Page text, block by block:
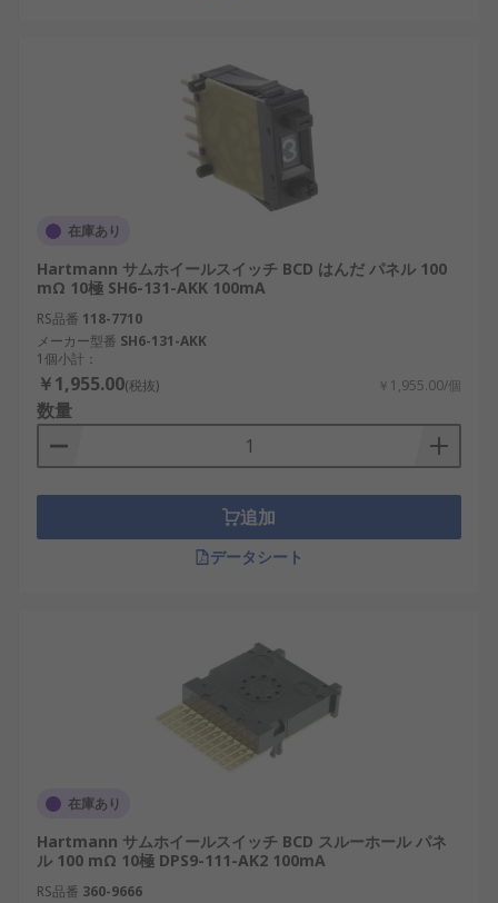
在庫あり
Hartmann サムホイールスイッチ BCD はんだ パネル 100
mΩ 10極 SH6-131-AKK 100mA
RS品番 118-7710
メーカー型番 SH6-131-AKK
1個小計：
￥1,955.00(税抜) ￥1,955.00/個
数量
追加
データシート
在庫あり
Hartmann サムホイールスイッチ BCD スルーホール パネ
ル 100 mΩ 10極 DPS9-111-AK2 100mA
RS品番 360-9666